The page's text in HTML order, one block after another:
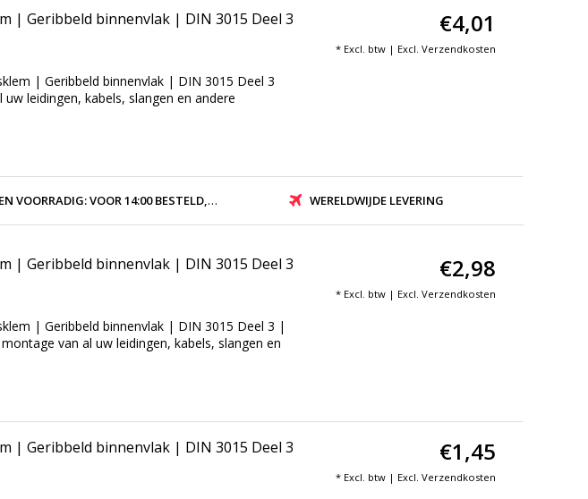
| Geribbeld binnenvlak | DIN 3015 Deel 3
| Geribbeld binnenvlak | DIN 3015 Deel 3
leidingen, kabels, slangen en andere
€4,01
* Excl. btw | Excl. Verzendkosten
VOOR 14:00 BESTELD, ZELFDE DAG VERZONDEN WERELDWIJDE LEVERING
| Geribbeld binnenvlak | DIN 3015 Deel 3
| Geribbeld binnenvlak | DIN 3015 Deel 3 |
van al uw leidingen, kabels, slangen en
€2,98
* Excl. btw | Excl. Verzendkosten
| Geribbeld binnenvlak | DIN 3015 Deel 3
€1,45
* Excl. btw | Excl. Verzendkosten